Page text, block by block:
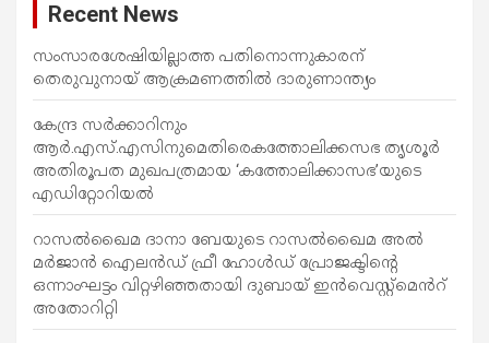
ളി
ലൂ
ടെ
Recent News
സംസാരശേഷിയില്ലാത്ത പതിനൊന്നുകാരന്
തെരുവുനായ് ആക്രമണത്തില്‍ ദാരുണാന്ത്യം
കേന്ദ്ര സർക്കാറിനും
ആർ.എസ്.എസിനുമെതിരെകത്തോലിക്കസഭ തൃശൂർ
അതിരൂപത മുഖപത്രമായ ‘കത്തോലിക്കാസഭ’യുടെ
എഡിറ്റോറിയൽ
റാസൽഖൈമ ദാനാ ബേയുടെ റാസൽഖൈമ അൽ
മർജാൻ ഐലൻഡ് ഫ്രീ ഹോൾഡ് പ്രോജക്ടിന്റെ
ഒന്നാംഘട്ടം വിറ്റഴിഞ്ഞതായി ദുബായ് ഇൻവെസ്റ്റ്‌മെൻറ്
അതോറിറ്റി